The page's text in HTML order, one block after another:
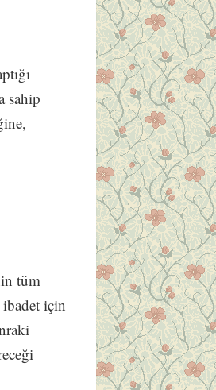
sahip
tüm
için